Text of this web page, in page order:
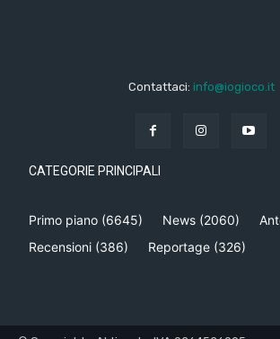
Contattaci: info@iogioco.it
CATEGORIE PRINCIPALI
Primo piano (6645) News (2060)
Recensioni (386) Reportage (326)